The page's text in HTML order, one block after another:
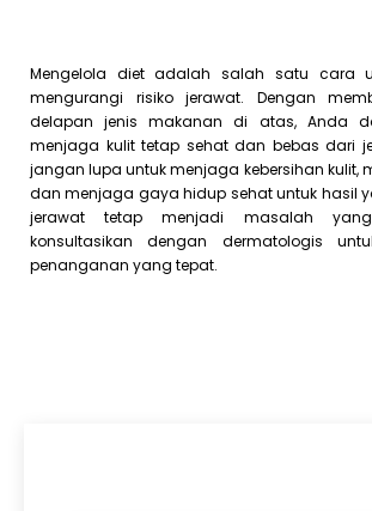
Mengelola diet adalah salah satu cara
mengurangi risiko jerawat. Dengan
delapan jenis makanan di atas, Anda
menjaga kulit tetap sehat dan bebas dari
jangan lupa untuk menjaga kebersihan kulit,
dan menjaga gaya hidup sehat untuk hasil
jerawat tetap menjadi masalah
konsultasikan dengan dermatologis
penanganan yang tepat.